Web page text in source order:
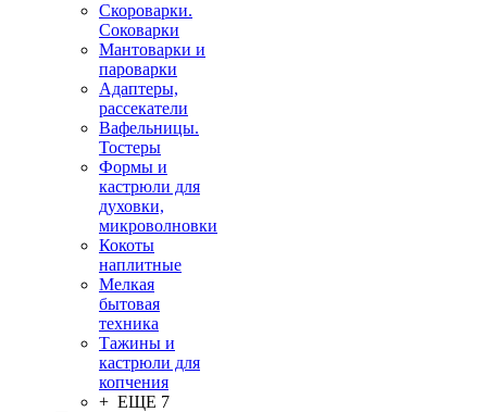
Скороварки.
Соковарки
Мантоварки и
пароварки
Адаптеры,
рассекатели
Вафельницы.
Тостеры
Формы и
кастрюли для
духовки,
микроволновки
Кокоты
наплитные
Мелкая
бытовая
техника
Тажины и
кастрюли для
копчения
+ ЕЩЕ 7